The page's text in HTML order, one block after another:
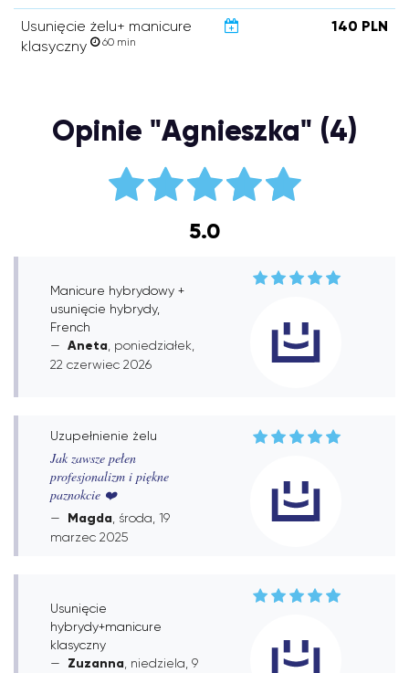
Usunięcie żelu+ manicure
klasyczny
60 min
140 PLN
Opinie "Agnieszka" (4)
5.0
Manicure hybrydowy +
usunięcie hybrydy,
French
Aneta , poniedziałek,
22 czerwiec 2026
Uzupełnienie żelu
Jak zawsze pełen
profesjonalizm i piękne
paznokcie ❤️
Magda , środa, 19
marzec 2025
Usunięcie
hybrydy+manicure
klasyczny
Zuzanna , niedziela, 9